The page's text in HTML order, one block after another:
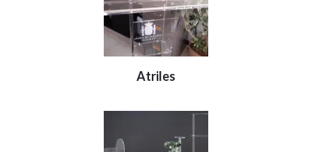
Atriles